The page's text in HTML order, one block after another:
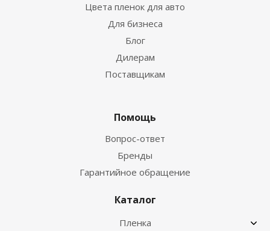
Цвета пленок для авто
Для бизнеса
Блог
Дилерам
Поставщикам
Помощь
Вопрос-ответ
Бренды
Гарантийное обращение
Каталог
Пленка